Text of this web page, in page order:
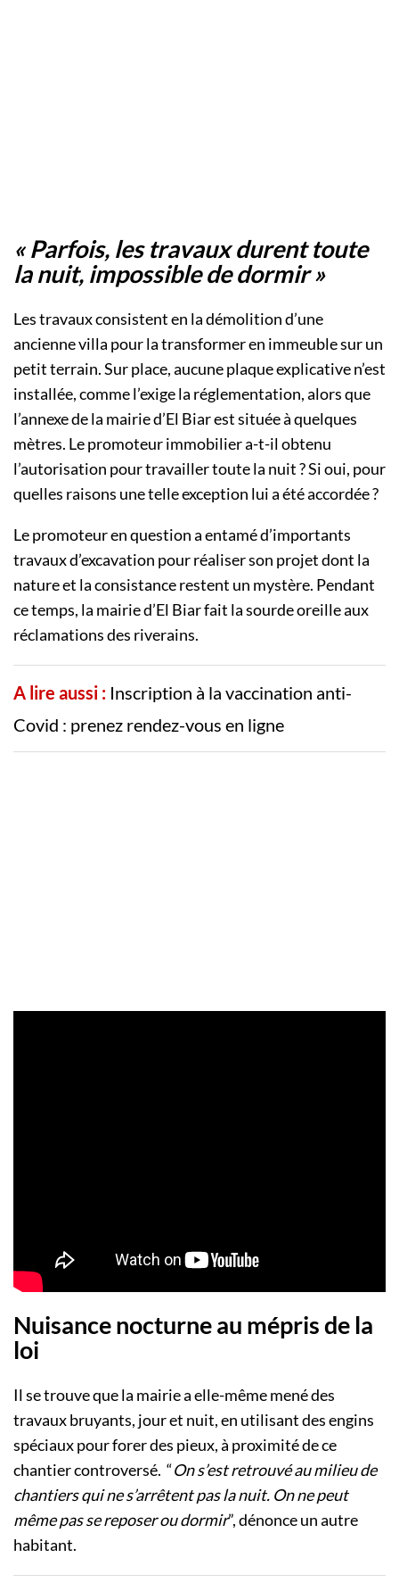
« Parfois, les travaux durent toute
la nuit, impossible de dormir »
Les travaux consistent en la démolition d’une
ancienne villa pour la transformer en immeuble sur un
petit terrain. Sur place, aucune plaque explicative n’est
installée, comme l’exige la réglementation, alors que
l’annexe de la mairie d’El Biar est située à quelques
mètres. Le promoteur immobilier a-t-il obtenu
l’autorisation pour travailler toute la nuit ? Si oui, pour
quelles raisons une telle exception lui a été accordée ?
Le promoteur en question a entamé d’importants
travaux d’excavation pour réaliser son projet dont la
nature et la consistance restent un mystère. Pendant
ce temps, la mairie d’El Biar fait la sourde oreille aux
réclamations des riverains.
A lire aussi : Inscription à la vaccination anti-
Covid : prenez rendez-vous en ligne
Nuisance nocturne au mépris de la
loi
Il se trouve que la mairie a elle-même mené des
travaux bruyants, jour et nuit, en utilisant des engins
spéciaux pour forer des pieux, à proximité de ce
chantier controversé. “On s’est retrouvé au milieu de
chantiers qui ne s’arrêtent pas la nuit. On ne peut
même pas se reposer ou dormir”, dénonce un autre
habitant.